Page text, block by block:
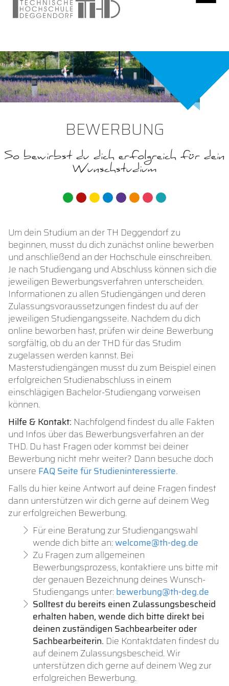
BEWERBUNG
So bewirbst du dich erfolgreich für dein
Wunschstudium
Um dein Studium an der TH Deggendorf zu
beginnen, musst du dich zunächst online bewerben
und anschließend an der Hochschule einschreiben.
Je nach Studiengang und Abschluss können sich die
jeweiligen Bewerbungsverfahren unterscheiden.
Informationen zu allen Studiengängen und deren
Zulassungsvoraussetzungen findest du auf der
jeweiligen Studiengangsseite. Nachdem du dich
online beworben hast, prüfen wir deine Bewerbung
sorgfältig, ob du an der THD für das Studim
zugelassen werden kannst. Bei
Masterstudiengängen musst du zum Beispiel einen
erfolgreichen Studienabschluss in einem
einschlägigen Bachelor-Studiengang vorweisen
können.
Hilfe & Kontakt: Nachfolgend findest du alle Fakten
und Infos über das Bewerbungsverfahren an der
THD. Du hast Fragen oder kommst bei deiner
Bewerbung nicht mehr weiter? Dann besuche doch
unsere FAQ Seite für Studieninteressierte.
Falls du hier keine Antwort auf deine Fragen findest
dann unterstützen wir dich gerne auf deinem Weg
zur erfolgreichen Bewerbung.
Für eine Beratung zur Studiengangswahl
wende dich bitte an:welcome@th-deg.de
Zu Fragen zum allgemeinen
Bewerbungsprozess, kontaktiere uns bitte mit
der genauen Bezeichnung deines Wunsch-
Studiengangs unter: bewerbung@th-deg.de
Solltest du bereits einen Zulassungsbescheid
erhalten haben, wende dich bitte direkt bei
deinen zuständigen Sachbearbeiter oder
Sachbearbeiterin. Die Kontaktdaten findest du
auf deinem Zulassungsbescheid. Wir
unterstützen dich gerne auf deinem Weg zur
erfolgreichen Bewerbung.